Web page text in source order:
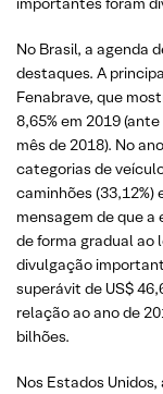
No Brasil, a agenda
destaques. A
Fenabrave, que
8,65% em 2019
mês de 2018). No
categorias de
caminhões (33,12%)
mensagem de que
de forma gradual ao
divulgação
superávit de US$
relação ao ano de
bilhões.
Nos Estados